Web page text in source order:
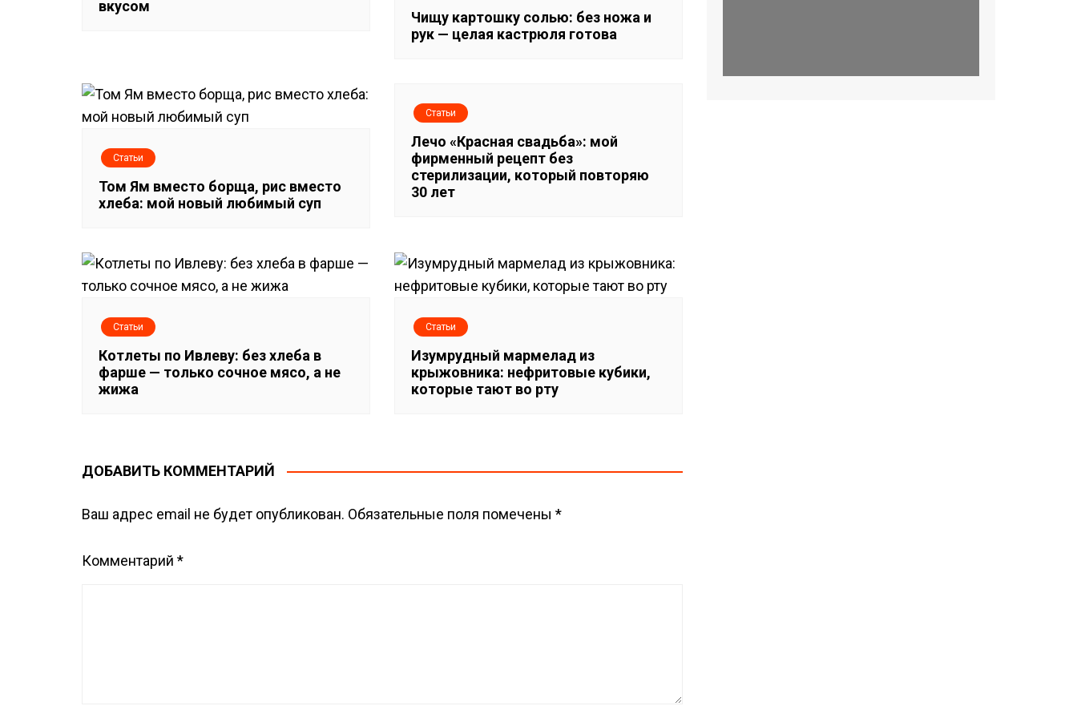
и
я
а
п
вкусом
Чищу картошку солью: без ножа и
рук — целая кастрюля готова
Статьи
Том Ям вместо борща, рис вместо
хлеба: мой новый любимый суп
Статьи
Лечо «Красная свадьба»: мой
фирменный рецепт без
стерилизации, который повторяю
30 лет
Статьи
Котлеты по Ивлеву: без хлеба в
фарше — только сочное мясо, а не
жижа
Статьи
Изумрудный мармелад из
крыжовника: нефритовые кубики,
которые тают во рту
ДОБАВИТЬ КОММЕНТАРИЙ
Ваш адрес email не будет опубликован. Обязательные поля помечены *
Комментарий *